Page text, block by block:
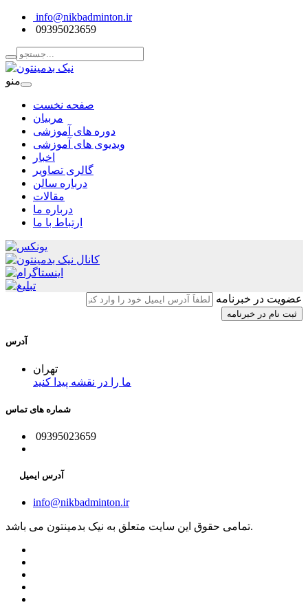
info@nikbadminton.ir
09395023659
منو
صفحه نخست
مربیان
دوره های آموزشی
ویدیوی های آموزشی
اخبار
گالری تصاویر
درباره سالن
مقالات
درباره ما
ارتباط با ما
عضویت در خبرنامه
آدرس
تهران
ما را در نقشه پیدا کنید
شماره های تماس
09395023659
آدرس ایمیل
info@nikbadminton.ir
تمامی حقوق این سایت متعلق به نیک بدمینتون می باشد.